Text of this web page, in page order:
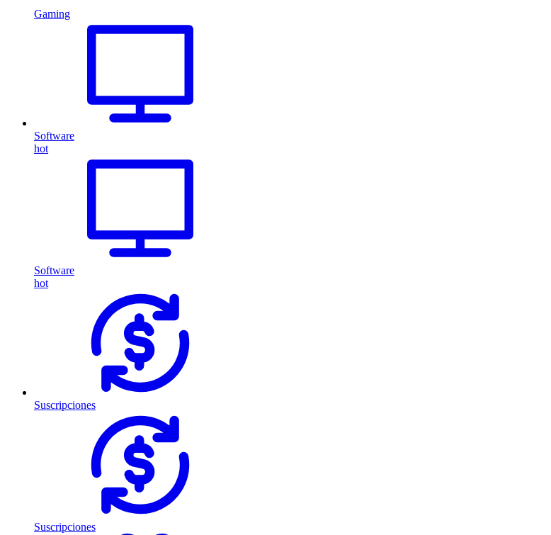
Gaming
Software
hot
Software
hot
Suscripciones
Suscripciones